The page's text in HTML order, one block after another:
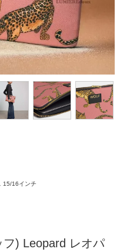
15/16インチ
) Leopard レオパ